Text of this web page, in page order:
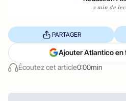
2 min de
Écoutez cet article0:00min
PARTAGER
Ajouter Atlantico en